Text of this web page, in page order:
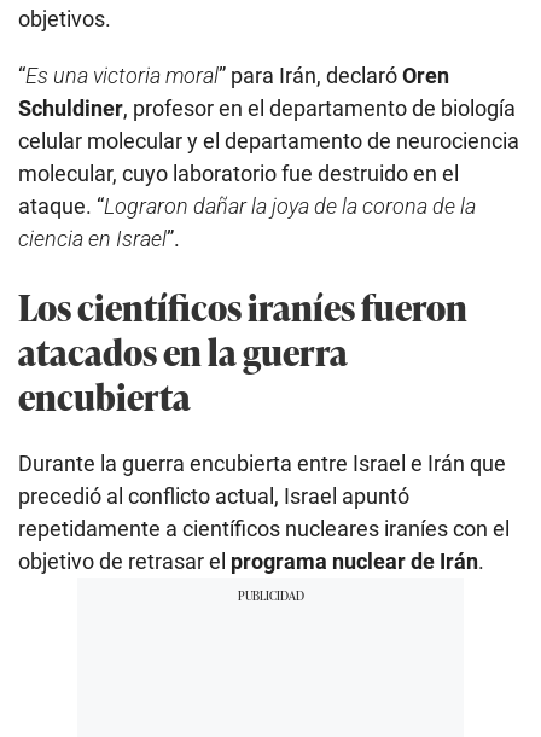
objetivos.
“Es una victoria moral” para Irán, declaróOren
Schuldiner, profesor en el departamento de biología
celular molecular y el departamento de neurociencia
molecular, cuyo laboratorio fue destruido en el
ataque. “Lograron dañar la joya de la corona de la
ciencia en Israel”.
Los científicos iraníes fueron
atacados en la guerra
encubierta
Durante la guerra encubierta entre Israel e Irán que
precedió al conflicto actual, Israel apuntó
repetidamente a científicos nucleares iraníes con el
objetivo de retrasar el programa nuclear de Irán.